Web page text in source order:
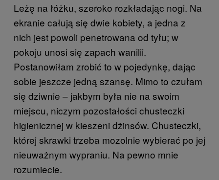
Leżę na łóżku, szeroko rozkładając nogi. Na
ekranie całują się dwie kobiety, a jedna z
nich jest powoli penetrowana od tyłu; w
pokoju unosi się zapach wanilii.
Postanowiłam zrobić to w pojedynkę, dając
sobie jeszcze jedną szansę. Mimo to czułam
się dziwnie – jakbym była nie na swoim
miejscu, niczym pozostałości chusteczki
higienicznej w kieszeni dżinsów. Chusteczki,
której skrawki trzeba mozolnie wybierać po jej
nieuważnym wypraniu. Na pewno mnie
rozumiecie.